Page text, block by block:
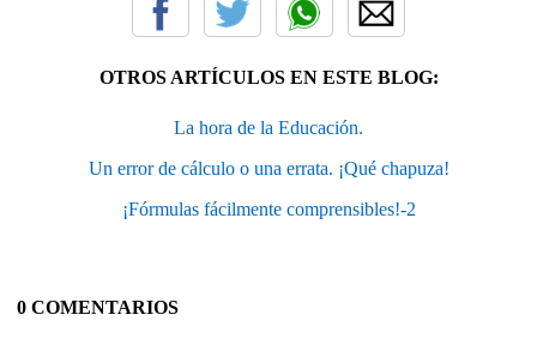
OTROS ARTÍCULOS EN ESTE BLOG:
La hora de la Educación.
Un error de cálculo o una errata. ¡Qué chapuza!
¡Fórmulas fácilmente comprensibles!-2
0 COMENTARIOS